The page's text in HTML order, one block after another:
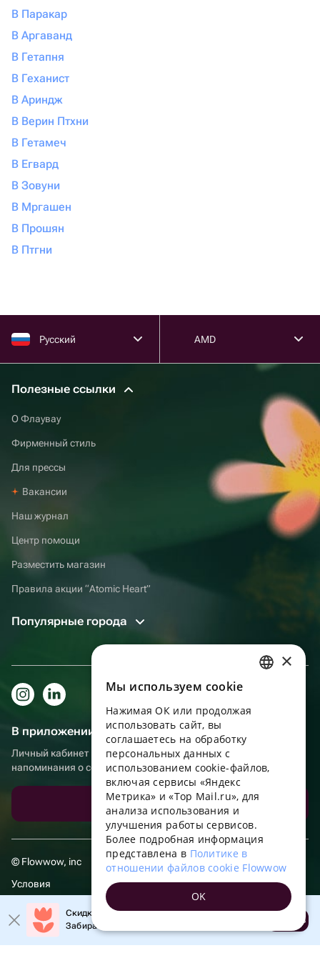
В Паракар
В Аргаванд
В Гетапня
В Геханист
В Ариндж
В Верин Птхни
В Гетамеч
В Егвард
В Зовуни
В Мргашен
В Прошян
В Птгни
Русский AMD
Полезные ссылки
О Флаувау
Фирменный стиль
Для прессы
Вакансии
Наш журнал
Центр помощи
Разместить магазин
Правила акции “Atomic Heart”
Популярные города
В приложении еще удобнее!
Личный кабинет получателя, больше бонусов за покупки и
напоминания о событиях
Скачать приложение
© Flowwow, inc
Условия
Обработка персональных данных
Скидка 20% на первый заказ!
Забирайте промокод в приложении!
Открыть
ENGLISH
UKRAINIAN
PORTUGUESE
FRENCH
TURKISH
POLISH
×
Мы используем сookie
Нажимая ОК или продолжая
использовать сайт, вы
соглашаетесь на обработку
персональных данных с
использованием cookie-файлов,
включая сервисы «Яндекс
Метрика» и «Top Mail.ru», для
анализа использования и
улучшения работы сервисов.
Более подробная информация
представлена в Политике в
отношении файлов cookie Flowwow
OK